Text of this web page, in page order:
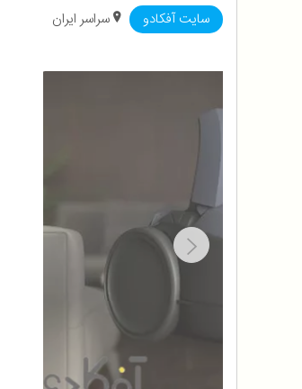
سایت آفکادو سراسر ایران